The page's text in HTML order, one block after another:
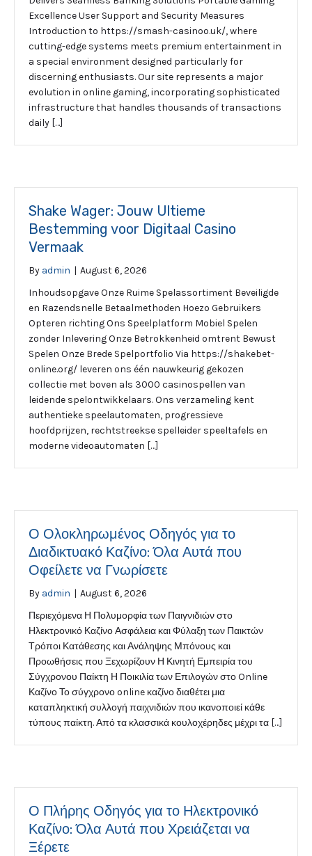
Excellence User Support and Security Measures
Introduction to https://smash-casinoo.uk/, where
cutting-edge systems meets premium entertainment in
a special environment designed particularly for
discerning enthusiasts. Our site represents a major
evolution in online gaming, incorporating sophisticated
infrastructure that handles thousands of transactions
daily […]
Shake Wager: Jouw Ultieme
Bestemming voor Digitaal Casino
Vermaak
By admin | August 6, 2026
Inhoudsopgave Onze Ruime Spelassortiment Beveiligde
en Razendsnelle Betaalmethoden Hoezo Gebruikers
Opteren richting Ons Speelplatform Mobiel Spelen
zonder Inlevering Onze Betrokkenheid omtrent Bewust
Spelen Onze Brede Spelportfolio Via https://shakebet-
online.org/ leveren ons één nauwkeurig gekozen
collectie met boven als 3000 casinospellen van
leidende spelontwikkelaars. Ons verzameling kent
authentieke speelautomaten, progressieve
hoofdprijzen, rechtstreekse spelleider speeltafels en
moderne videoautomaten […]
Ο Ολοκληρωμένος Οδηγός για το
Διαδικτυακό Καζίνο: Όλα Αυτά που
Οφείλετε να Γνωρίσετε
By admin | August 6, 2026
Περιεχόμενα Η Πολυμορφία των Παιγνιδιών στο
Ηλεκτρονικό Καζίνο Ασφάλεια και Φύλαξη των Παικτών
Τρόποι Κατάθεσης και Ανάληψης Μπόνους και
Προωθήσεις που Ξεχωρίζουν Η Κινητή Εμπειρία του
Σύγχρονου Παίκτη Η Ποικιλία των Επιλογών στο Online
Καζίνο Το σύγχρονο online καζίνο διαθέτει μια
καταπληκτική συλλογή παιχνιδιών που ικανοποιεί κάθε
τύπους παίκτη. Από τα κλασσικά κουλοχέρηδες μέχρι τα […]
Ο Πλήρης Οδηγός για το Ηλεκτρονικό
Καζίνο: Όλα Αυτά που Χρειάζεται να
Ξέρετε